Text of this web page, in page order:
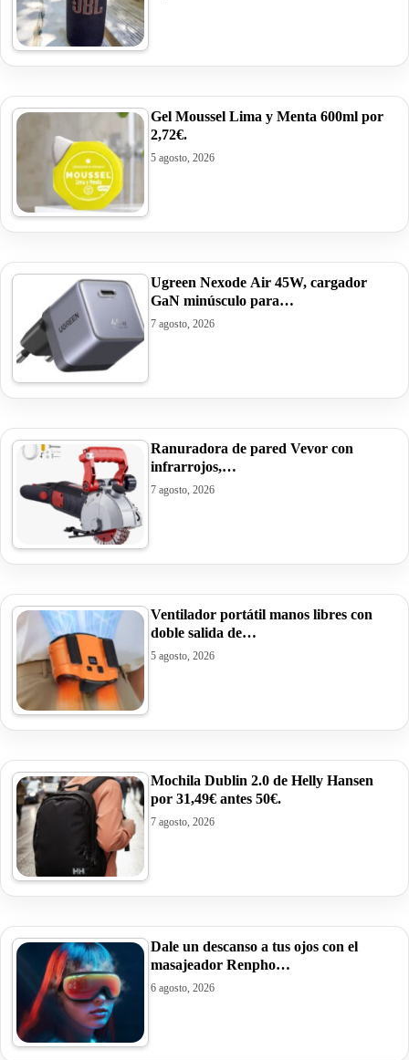
Gel Moussel Lima y Menta 600ml por
2,72€.
5 agosto, 2026
Ugreen Nexode Air 45W, cargador
GaN minúsculo para…
7 agosto, 2026
Ranuradora de pared Vevor con
infrarrojos,…
7 agosto, 2026
Ventilador portátil manos libres con
doble salida de…
5 agosto, 2026
Mochila Dublin 2.0 de Helly Hansen
por 31,49€ antes 50€.
7 agosto, 2026
Dale un descanso a tus ojos con el
masajeador Renpho…
6 agosto, 2026